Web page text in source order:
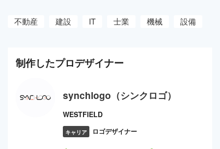
不動産 建設 IT 士業 機械 設備
制作したプロデザイナー
synchlogo（シンクロゴ）
WESTFIELD
キャリア ロゴデザイナー